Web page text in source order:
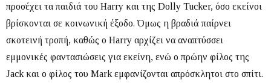
προσέχει τα παιδιά του Harry και της Dolly Tucker, όσο εκείνοι
βρίσκονται σε κοινωνική έξοδο.Όμως η βραδιά παίρνει
σκοτεινή τροπή, καθώς ο Harry αρχίζει να αναπτύσσει
εμμονικές φαντασιώσεις για εκείνη, ενώ ο πρώην φίλος της
Jack και ο φίλος του Mark εμφανίζονται απρόσκλητοι στο σπίτι.